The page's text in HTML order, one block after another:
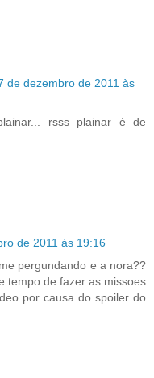
de dezembro de 2011 às
rsss plainar é de
de 2011 às 19:16
pergundando e a nora??
tempo de fazer as missoes
por causa do spoiler do